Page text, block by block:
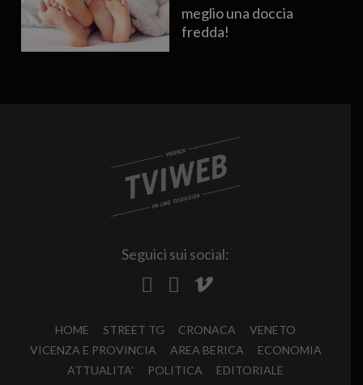
meglio una doccia
fredda!
Seguici sui social:
HOME STREET TG CRONACA
VENETO
VICENZA E PROVINCIA
AREA BERICA
ECONOMIA
ATTUALITA’
POLITICA
EDITORIALE